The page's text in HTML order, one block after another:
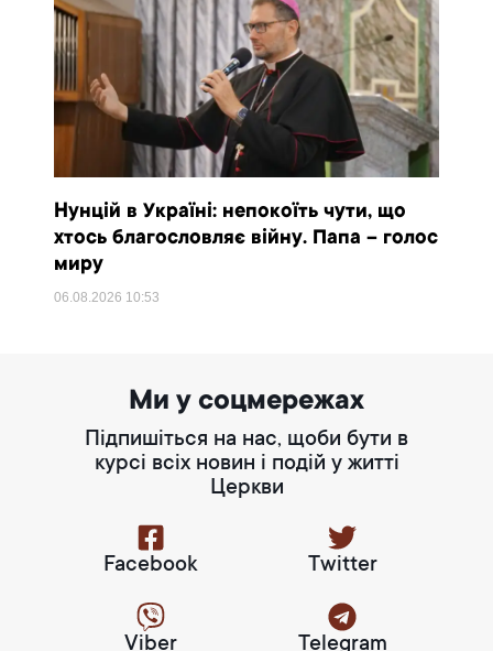
Нунцій в Україні: непокоїть чути, що
хтось благословляє війну. Папа – голос
миру
06.08.2026 10:53
Ми у соцмережах
Підпишіться на нас, щоби бути в
курсі всіх новин і подій у житті
Церкви
Facebook Twitter
Viber Telegram